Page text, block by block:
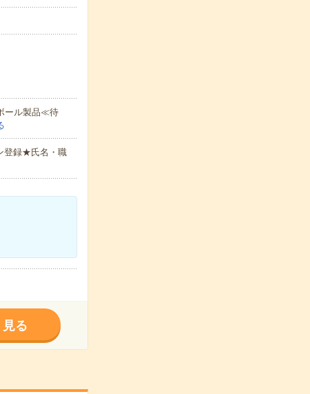
ール製品≪待
登録★氏名・職
る